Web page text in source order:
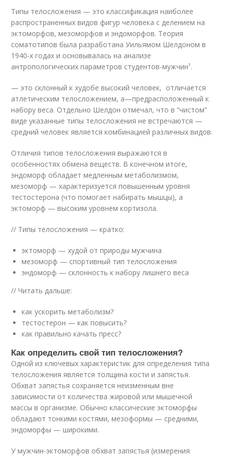
Типы телосложения — это классификация наиболее
распространенных видов фигур человека с делением на
эктоморфов, мезоморфов и эндоморфов. Теория
соматотипов была разработана Уильямом Шелдоном в
1940-х годах и основывалась на анализе
антропологических параметров студентов-мужчин¹.
— это склонный к худобе высокий человек, отличается
атлетическим телосложением, а—предрасположенный к
набору веса. Отдельно Шелдон отмечал, что в “чистом”
виде указанные типы телосложения не встречаются —
средний человек является комбинацией различных видов.
Отличия типов телосложения выражаются в
особенностях обмена веществ. В конечном итоге,
эндоморф обладает медленным метаболизмом,
мезоморф — характеризуется повышенным уровня
тестостерона (что помогает набирать мышцы), а
эктоморф — высоким уровнем кортизола.
// Типы телосложения — кратко:
эктоморф — худой от природы мужчина
мезоморф — спортивный тип телосложения
эндоморф — склонность к набору лишнего веса
// Читать дальше:
как ускорить метаболизм?
тестостерон — как повысить?
как правильно качать пресс?
Как определить свой тип телосложения?
Одной из ключевых характеристик для определения типа
телосложения является толщина кости и запястья.
Обхват запястья сохраняется неизменным вне
зависимости от количества жировой или мышечной
массы в организме. Обычно классические эктоморфы
обладают тонкими костями, мезоформы — средними,
эндоморфы — широкими.
У мужчин-эктоморфов обхват запястья (измерения